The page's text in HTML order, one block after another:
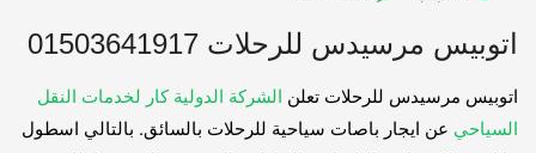
اتوبيس مرسيدس للرحلات 01503641917
اتوبيس مرسيدس للرحلات تعلن الشركة الدولية كار لخدمات النقل
السياحي عن ايجار باصات سياحية للرحلات بالسائق. بالتالي اسطول